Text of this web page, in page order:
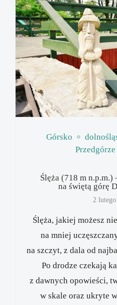
Górsko
Ślęża (718 m
na świętą górę
2
Ślęża, jakiej możesz
na mniej
na szczyt, z dala od
Po drodze czekają
z dawnych opowieści,
w skale oraz ukryte